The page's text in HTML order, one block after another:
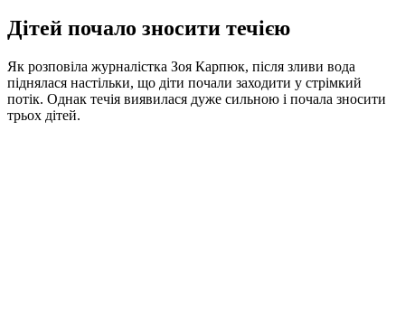
Дітей почало зносити течією
Як розповіла журналістка Зоя Карпюк, після зливи вода
піднялася настільки, що діти почали заходити у стрімкий
потік. Однак течія виявилася дуже сильною і почала зносити
трьох дітей.